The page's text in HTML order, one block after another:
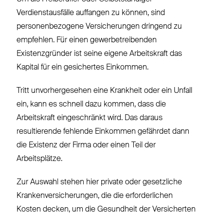
Verdienstausfälle auffangen zu können, sind
personenbezogene Versicherungen dringend zu
empfehlen. Für einen gewerbetreibenden
Existenzgründer ist seine eigene Arbeitskraft das
Kapital für ein gesichertes Einkommen.
Tritt unvorhergesehen eine Krankheit oder ein Unfall
ein, kann es schnell dazu kommen, dass die
Arbeitskraft eingeschränkt wird. Das daraus
resultierende fehlende Einkommen gefährdet dann
die Existenz der Firma oder einen Teil der
Arbeitsplätze.
Zur Auswahl stehen hier private oder gesetzliche
Krankenversicherungen, die die erforderlichen
Kosten decken, um die Gesundheit der Versicherten